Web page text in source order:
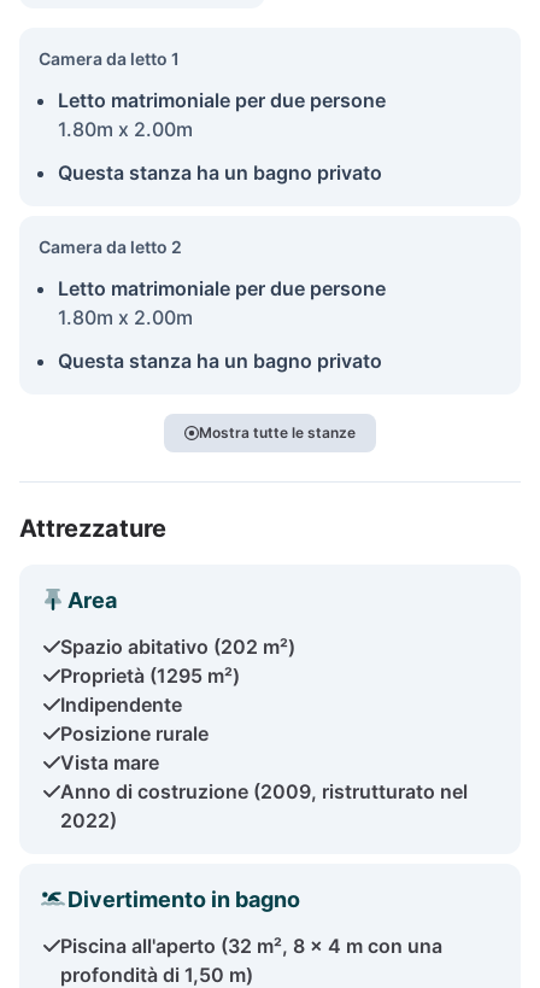
Camera da letto 1
Letto matrimoniale per due persone
1.80m x 2.00m
Questa stanza ha un bagno privato
Camera da letto 2
Letto matrimoniale per due persone
1.80m x 2.00m
Questa stanza ha un bagno privato
Mostra tutte le stanze
Attrezzature
Area
Spazio abitativo (202 m²)
Proprietà (1295 m²)
Indipendente
Posizione rurale
Vista mare
Anno di costruzione (2009, ristrutturato nel
2022)
Divertimento in bagno
Piscina all'aperto (32 m², 8 x 4 m con una
profondità di 1,50 m)